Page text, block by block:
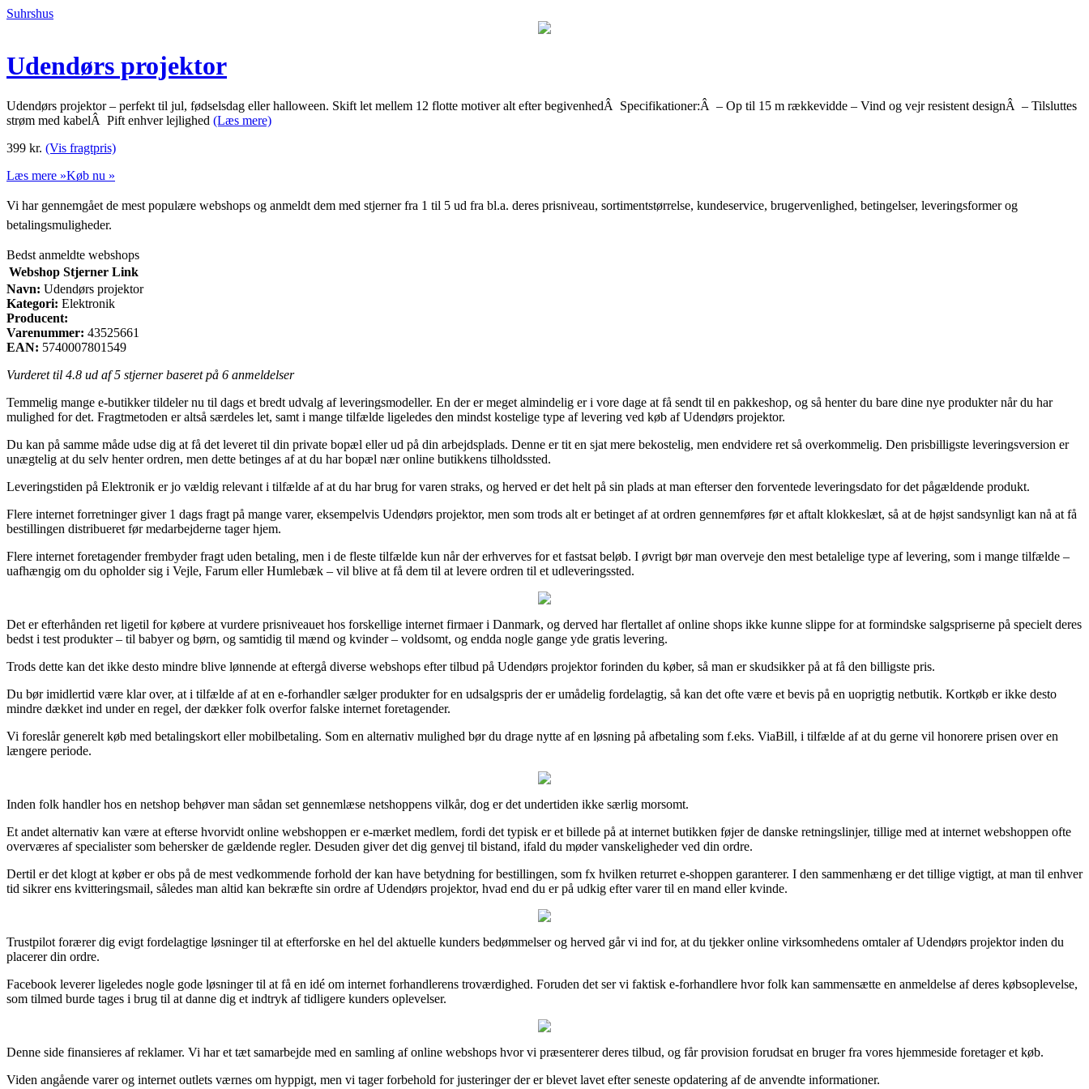
Suhrshus
Udendørs projektor
Udendørs projektor – perfekt til jul, fødselsdag eller halloween. Skift let mellem 12 flotte motiver alt efter begivenhedÂ Specifikationer:Â – Op til 15 m rækkevidde – Vind og vejr resistent designÂ – Tilsluttes
strøm med kabelÂ Pift enhver lejlighed (Læs mere)
399 kr. (Vis fragtpris)
Læs mere »Køb nu »
Vi har gennemgået de mest populære webshops og anmeldt dem med stjerner fra 1 til 5 ud fra bl.a. deres prisniveau, sortimentstørrelse, kundeservice, brugervenlighed, betingelser, leveringsformer og
betalingsmuligheder.
Bedst anmeldte webshops
Webshop Stjerner Link
Navn: Udendørs projektor
Kategori: Elektronik
Producent:
Varenummer: 43525661
EAN: 5740007801549
Vurderet til 4.8 ud af 5 stjerner baseret på 6 anmeldelser
Temmelig mange e-butikker tildeler nu til dags et bredt udvalg af leveringsmodeller. En der er meget almindelig er i vore dage at få sendt til en pakkeshop, og så henter du bare dine nye produkter når du har
mulighed for det. Fragtmetoden er altså særdeles let, samt i mange tilfælde ligeledes den mindst kostelige type af levering ved køb af Udendørs projektor.
Du kan på samme måde udse dig at få det leveret til din private bopæl eller ud på din arbejdsplads. Denne er tit en sjat mere bekostelig, men endvidere ret så overkommelig. Den prisbilligste leveringsversion er
unægtelig at du selv henter ordren, men dette betinges af at du har bopæl nær online butikkens tilholdssted.
Leveringstiden på Elektronik er jo vældig relevant i tilfælde af at du har brug for varen straks, og herved er det helt på sin plads at man efterser den forventede leveringsdato for det pågældende produkt.
Flere internet forretninger giver 1 dags fragt på mange varer, eksempelvis Udendørs projektor, men som trods alt er betinget af at ordren gennemføres før et aftalt klokkeslæt, så at de højst sandsynligt kan nå at få
bestillingen distribueret før medarbejderne tager hjem.
Flere internet foretagender frembyder fragt uden betaling, men i de fleste tilfælde kun når der erhverves for et fastsat beløb. I øvrigt bør man overveje den mest betalelige type af levering, som i mange tilfælde –
uafhængig om du opholder sig i Vejle, Farum eller Humlebæk – vil blive at få dem til at levere ordren til et udleveringssted.
Det er efterhånden ret ligetil for købere at vurdere prisniveauet hos forskellige internet firmaer i Danmark, og derved har flertallet af online shops ikke kunne slippe for at formindske salgspriserne på specielt deres
bedst i test produkter – til babyer og børn, og samtidig til mænd og kvinder – voldsomt, og endda nogle gange yde gratis levering.
Trods dette kan det ikke desto mindre blive lønnende at eftergå diverse webshops efter tilbud på Udendørs projektor forinden du køber, så man er skudsikker på at få den billigste pris.
Du bør imidlertid være klar over, at i tilfælde af at en e-forhandler sælger produkter for en udsalgspris der er umådelig fordelagtig, så kan det ofte være et bevis på en uoprigtig netbutik. Kortkøb er ikke desto
mindre dækket ind under en regel, der dækker folk overfor falske internet foretagender.
Vi foreslår generelt køb med betalingskort eller mobilbetaling. Som en alternativ mulighed bør du drage nytte af en løsning på afbetaling som f.eks. ViaBill, i tilfælde af at du gerne vil honorere prisen over en
længere periode.
Inden folk handler hos en netshop behøver man sådan set gennemlæse netshoppens vilkår, dog er det undertiden ikke særlig morsomt.
Et andet alternativ kan være at efterse hvorvidt online webshoppen er e-mærket medlem, fordi det typisk er et billede på at internet butikken føjer de danske retningslinjer, tillige med at internet webshoppen ofte
overværes af specialister som behersker de gældende regler. Desuden giver det dig genvej til bistand, ifald du møder vanskeligheder ved din ordre.
Dertil er det klogt at køber er obs på de mest vedkommende forhold der kan have betydning for bestillingen, som fx hvilken returret e-shoppen garanterer. I den sammenhæng er det tillige vigtigt, at man til enhver
tid sikrer ens kvitteringsmail, således man altid kan bekræfte sin ordre af Udendørs projektor, hvad end du er på udkig efter varer til en mand eller kvinde.
Trustpilot forærer dig evigt fordelagtige løsninger til at efterforske en hel del aktuelle kunders bedømmelser og herved går vi ind for, at du tjekker online virksomhedens omtaler af Udendørs projektor inden du
placerer din ordre.
Facebook leverer ligeledes nogle gode løsninger til at få en idé om internet forhandlerens troværdighed. Foruden det ser vi faktisk e-forhandlere hvor folk kan sammensætte en anmeldelse af deres købsoplevelse,
som tilmed burde tages i brug til at danne dig et indtryk af tidligere kunders oplevelser.
Denne side finansieres af reklamer. Vi har et tæt samarbejde med en samling af online webshops hvor vi præsenterer deres tilbud, og får provision forudsat en bruger fra vores hjemmeside foretager et køb.
Viden angående varer og internet outlets værnes om hyppigt, men vi tager forbehold for justeringer der er blevet lavet efter seneste opdatering af de anvendte informationer.